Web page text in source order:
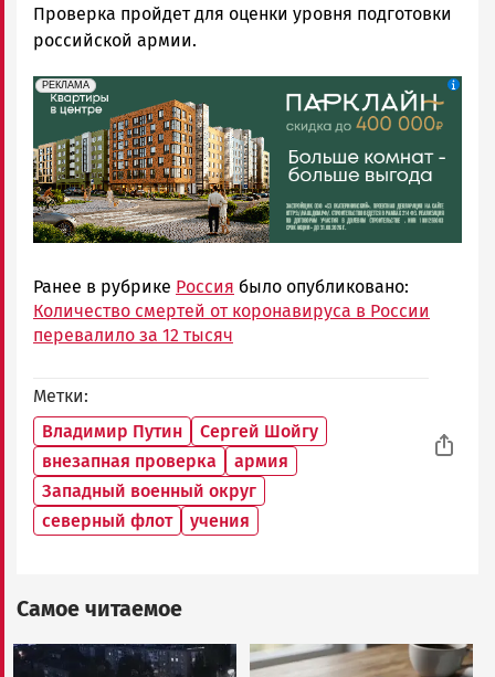
Проверка пройдет для оценки уровня подготовки
российской армии.
erid: 2SDnjdeSPnB
РЕКЛАМА
Реклама
Ранее в рубрике Россия было опубликовано:
Количество смертей от коронавируса в России
перевалило за 12 тысяч
Метки
Владимир Путин
Сергей Шойгу
внезапная проверка
армия
Западный военный округ
северный флот
учения
Самое читаемое
Image Image